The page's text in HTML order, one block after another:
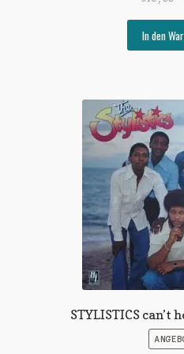
In den
STYLISTICS can’t